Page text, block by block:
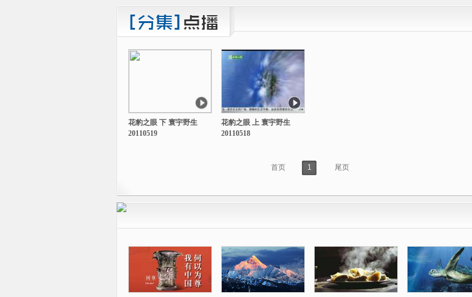
花豹之眼 下 寰宇野生
20110519
花豹之眼 上 寰宇野生
20110518
首页 1 尾页